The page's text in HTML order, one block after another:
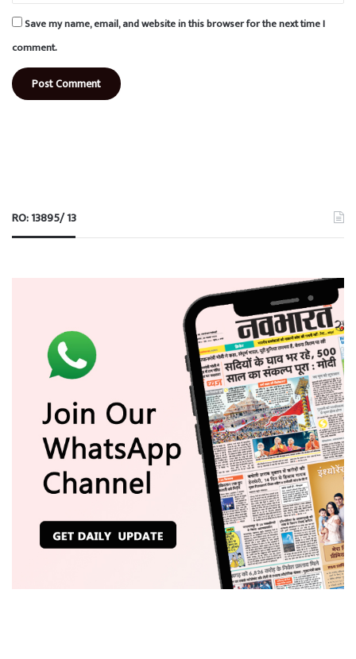
Save my name, email, and website in this browser for the next time I
comment.
RO: 13895/ 13